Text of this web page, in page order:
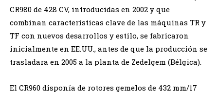
CR980 de 428 CV, introducidas en 2002 y que
combinan características clave de las máquinas TR y
TF con nuevos desarrollos y estilo, se fabricaron
inicialmente en EE.UU., antes de que la producción se
trasladara en 2005 a la planta de Zedelgem (Bélgica).
El CR960 disponía de rotores gemelos de 432 mm/17